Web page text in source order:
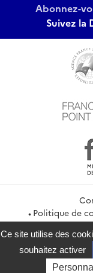
Abonnez-
Suivez la
Politique de
service-
Ce site utilise des
souhaitez activer